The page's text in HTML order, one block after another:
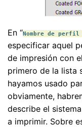
En “Nombre de
especificar aquel
de impresión con
primero de la lista
hayamos usado
obviamente,
describe el
a imprimir. Sobre